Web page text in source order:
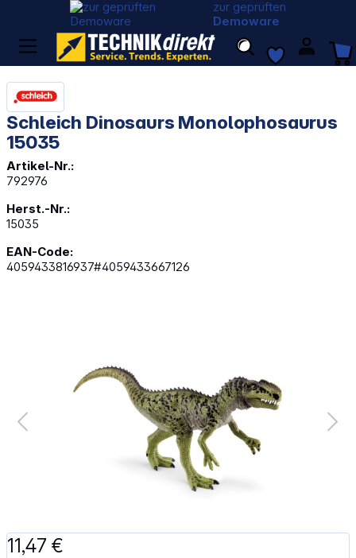
zur geprüften
Demoware
Schleich Dinosaurs Monolophosaurus
15035
Artikel-Nr.:
792976
Herst.-Nr.:
15035
EAN-Code:
4059433816937#4059433667126
11,47 €